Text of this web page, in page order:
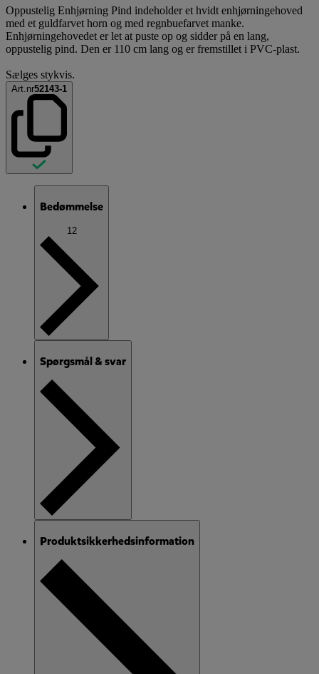
Oppustelig Enhjørning Pind indeholder et hvidt enhjørningehoved
med et guldfarvet horn og med regnbuefarvet manke.
Enhjørningehovedet er let at puste op og sidder på en lang,
oppustelig pind. Den er 110 cm lang og er fremstillet i PVC-plast.
Sælges stykvis.
Art.nr52143-1
Bedømmelse
12
Spørgsmål & svar
Produktsikkerhedsinformation